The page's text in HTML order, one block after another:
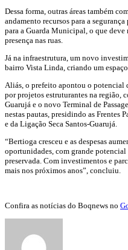
Dessa forma, outras áreas também
andamento recursos para a
para a Guarda Municipal, o que
presença nas ruas.
Já na infraestrutura, um novo
bairro Vista Linda, criando um
Aliás, o prefeito apontou o potencial
por projetos estruturantes na região,
Guarujá e o novo Terminal de
nestas pautas, presidindo as Frentes
e da Ligação Seca Santos-Guarujá.
“Bertioga cresceu e as despesas
oportunidades, com grande potencial
preservada. Com investimentos e
mais nos próximos anos”, concluiu.
Confira as notícias do Boqnews no